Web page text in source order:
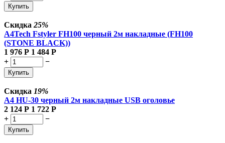
Купить
Скидка 25%
A4Tech Fstyler FH100 черный 2м накладные (FH100
(STONE BLACK))
1 976 Р 1 484 Р
+
−
Купить
Скидка 19%
A4 HU-30 черный 2м накладные USB оголовье
2 124 Р 1 722 Р
+
−
Купить